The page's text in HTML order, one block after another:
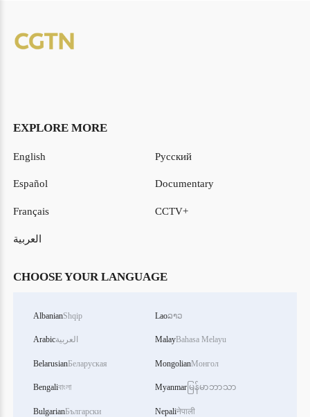
EXPLORE MORE
English
Español
Français
العربية
Русский
Documentary
CCTV+
CHOOSE YOUR LANGUAGE
AlbanianShqip
Arabicالعربية
BelarusianБеларуская
Bengaliবাংলা
BulgarianБългарски
Laoລາວ
MalayBahasa Melayu
MongolianМонгол
Myanmar မြန်မာဘာသာ
Nepaliनेपाली